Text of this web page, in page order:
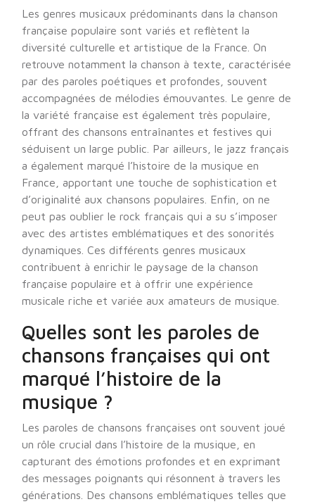
Les genres musicaux prédominants dans la chanson
française populaire sont variés et reflètent la
diversité culturelle et artistique de la France. On
retrouve notamment la chanson à texte, caractérisée
par des paroles poétiques et profondes, souvent
accompagnées de mélodies émouvantes. Le genre de
la variété française est également très populaire,
offrant des chansons entraînantes et festives qui
séduisent un large public. Par ailleurs, le jazz français
a également marqué l’histoire de la musique en
France, apportant une touche de sophistication et
d’originalité aux chansons populaires. Enfin, on ne
peut pas oublier le rock français qui a su s’imposer
avec des artistes emblématiques et des sonorités
dynamiques. Ces différents genres musicaux
contribuent à enrichir le paysage de la chanson
française populaire et à offrir une expérience
musicale riche et variée aux amateurs de musique.
Quelles sont les paroles de
chansons françaises qui ont
marqué l’histoire de la
musique ?
Les paroles de chansons françaises ont souvent joué
un rôle crucial dans l’histoire de la musique, en
capturant des émotions profondes et en exprimant
des messages poignants qui résonnent à travers les
générations. Des chansons emblématiques telles que